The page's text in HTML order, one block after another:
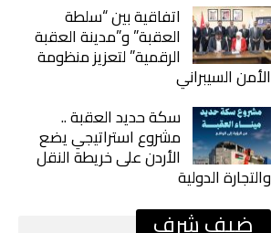
اتفاقية بين “سلطة
العقبة” و”مدينة العقبة
الرقمية” لتعزيز منظومة
الأمن السيبراني
سكة حديد العقبة ..
مشروع استراتيجي يضع
الأردن على خريطة النقل
والتجارة الدولية
ضيف شرف